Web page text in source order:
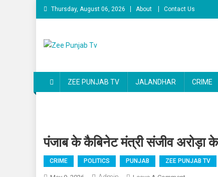
Skip to content
Thursday, August 06, 2026 About Contact Us
ZEE PUNJAB TV JALANDHAR CRIME
पंजाब के कैबिनेट मंत्री संजीव अरोड़ा
CRIME POLITICS PUNJAB ZEE PUNJAB TV